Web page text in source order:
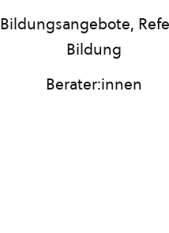
Bildungsangebote,
Bildung
Berater:innen